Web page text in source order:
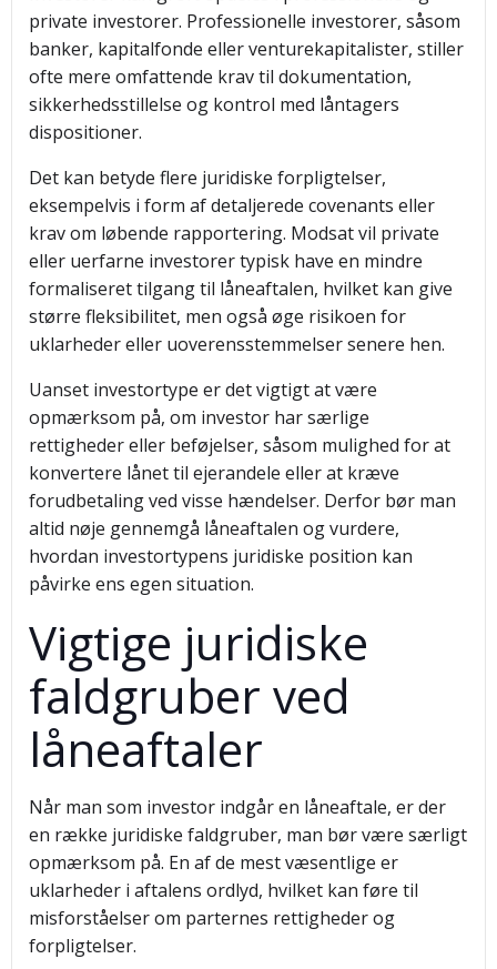
private investorer. Professionelle investorer, såsom
banker, kapitalfonde eller venturekapitalister, stiller
ofte mere omfattende krav til dokumentation,
sikkerhedsstillelse og kontrol med låntagers
dispositioner.
Det kan betyde flere juridiske forpligtelser,
eksempelvis i form af detaljerede covenants eller
krav om løbende rapportering. Modsat vil private
eller uerfarne investorer typisk have en mindre
formaliseret tilgang til låneaftalen, hvilket kan give
større fleksibilitet, men også øge risikoen for
uklarheder eller uoverensstemmelser senere hen.
Uanset investortype er det vigtigt at være
opmærksom på, om investor har særlige
rettigheder eller beføjelser, såsom mulighed for at
konvertere lånet til ejerandele eller at kræve
forudbetaling ved visse hændelser. Derfor bør man
altid nøje gennemgå låneaftalen og vurdere,
hvordan investortypens juridiske position kan
påvirke ens egen situation.
Vigtige juridiske
faldgruber ved
låneaftaler
Når man som investor indgår en låneaftale, er der
en række juridiske faldgruber, man bør være særligt
opmærksom på. En af de mest væsentlige er
uklarheder i aftalens ordlyd, hvilket kan føre til
misforståelser om parternes rettigheder og
forpligtelser.